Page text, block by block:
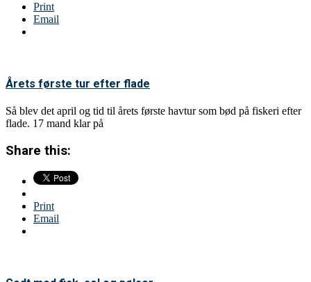
Print
Email
Årets første tur efter flade
Så blev det april og tid til årets første havtur som bød på fiskeri efter
flade. 17 mand klar på
Share this:
Print
Email